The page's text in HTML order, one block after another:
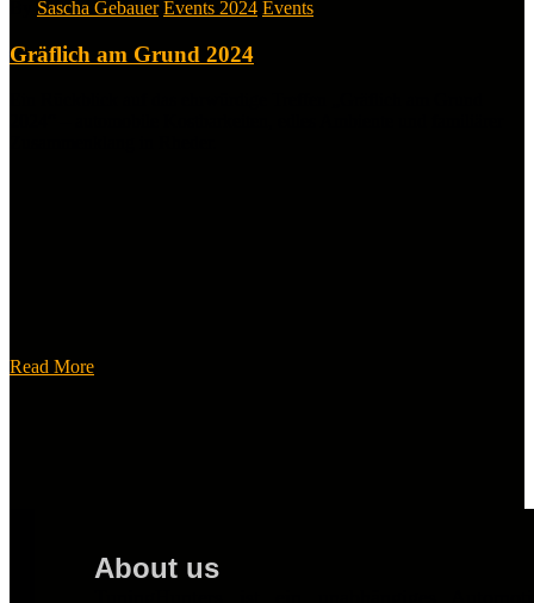
Sascha Gebauer Events 2024 Events
Gräflich am Grund 2024
Read More
About us